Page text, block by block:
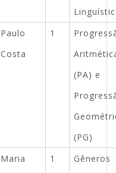
Paulo
Costa
1
(PA) e
(PG)
Maria
1
Gêneros